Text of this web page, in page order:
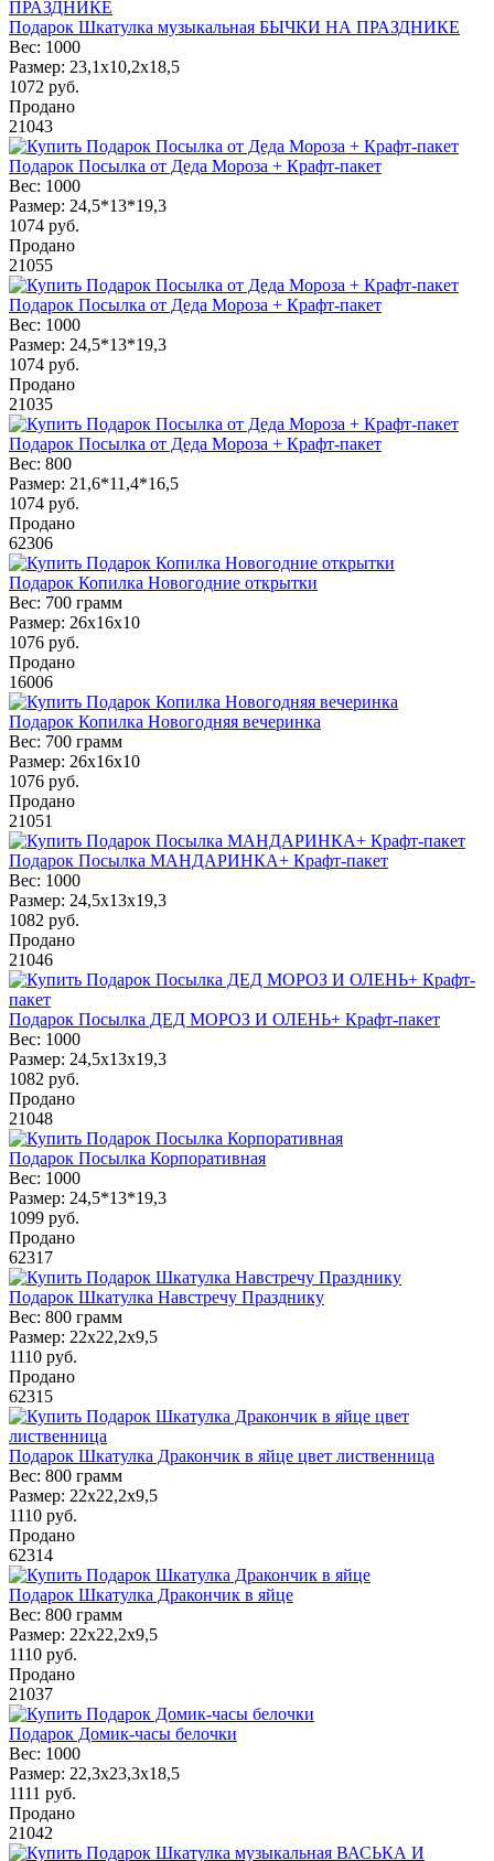
Подарок Шкатулка музыкальная БЫЧКИ НА ПРАЗДНИКЕ
Вес: 1000
Размер: 23,1х10,2х18,5
1072 руб.
Продано
21043
Подарок Посылка от Деда Мороза + Крафт-пакет
Вес: 1000
Размер: 24,5*13*19,3
1074 руб.
Продано
21055
Подарок Посылка от Деда Мороза + Крафт-пакет
Вес: 1000
Размер: 24,5*13*19,3
1074 руб.
Продано
21035
Подарок Посылка от Деда Мороза + Крафт-пакет
Вес: 800
Размер: 21,6*11,4*16,5
1074 руб.
Продано
62306
Подарок Копилка Новогодние открытки
Вес: 700 грамм
Размер: 26x16х10
1076 руб.
Продано
16006
Подарок Копилка Новогодняя вечеринка
Вес: 700 грамм
Размер: 26x16х10
1076 руб.
Продано
21051
Подарок Посылка МАНДАРИНКА+ Крафт-пакет
Вес: 1000
Размер: 24,5х13х19,3
1082 руб.
Продано
21046
Подарок Посылка ДЕД МОРОЗ И ОЛЕНЬ+ Крафт-пакет
Вес: 1000
Размер: 24,5х13х19,3
1082 руб.
Продано
21048
Подарок Посылка Корпоративная
Вес: 1000
Размер: 24,5*13*19,3
1099 руб.
Продано
62317
Подарок Шкатулка Навстречу Празднику
Вес: 800 грамм
Размер: 22х22,2х9,5
1110 руб.
Продано
62315
Подарок Шкатулка Дракончик в яйце цвет лиственница
Вес: 800 грамм
Размер: 22х22,2х9,5
1110 руб.
Продано
62314
Подарок Шкатулка Дракончик в яйце
Вес: 800 грамм
Размер: 22х22,2х9,5
1110 руб.
Продано
21037
Подарок Домик-часы белочки
Вес: 1000
Размер: 22,3х23,3х18,5
1111 руб.
Продано
21042